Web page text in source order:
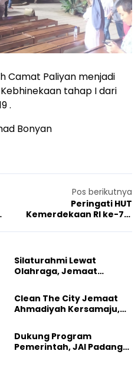
Camat Paliyan menjadi
tahap I dari
.
Bonyan
Pos berikutnya
Peringati HUT
Kemerdekaan RI ke-74,
Bagian Barat
Tarbiyat dan Pekan
Olahraga Daerah
Silaturahmi Lewat
Olahraga, Jemaat
Meriahkan Event Lari
Clean The City Jemaat
Ahmadiyah Kersamaju,
Dukung Program
Pemerintah, JAI Padang